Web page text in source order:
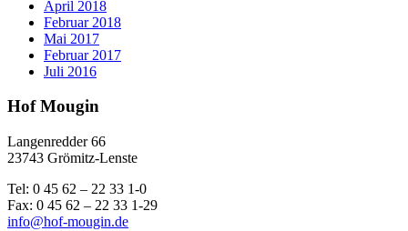
April 2018
Februar 2018
Mai 2017
Februar 2017
Juli 2016
Hof Mougin
Langenredder 66
23743 Grömitz-Lenste
Tel: 0 45 62 – 22 33 1-0
Fax: 0 45 62 – 22 33 1-29
info@hof-mougin.de